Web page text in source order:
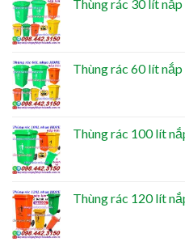
Thùng rác 30 lít
Thùng rác 60 lít
Thùng rác 100 lít
Thùng rác 120 lít